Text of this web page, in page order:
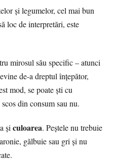
și legumelor, cel mai bun
loc de interpretări, este
mirosul său specific – atunci
de-a dreptul înțepător,
mod, se poate ști cu
din consum sau nu.
șiculoarea. Peștele nu trebuie
gălbuie sau gri și nu